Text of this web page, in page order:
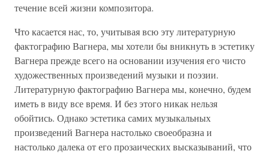
течение всей жизни композитора.
Что касается нас, то, учитывая всю эту литературную
фактографию Вагнера, мы хотели бы вникнуть в эстетику
Вагнера прежде всего на основании изучения его чисто
художественных произведений музыки и поэзии.
Литературную фактографию Вагнера мы, конечно, будем
иметь в виду все время. И без этого никак нельзя
обойтись. Однако эстетика самих музыкальных
произведений Вагнера настолько своеобразна и
настолько далека от его прозаических высказываний, что